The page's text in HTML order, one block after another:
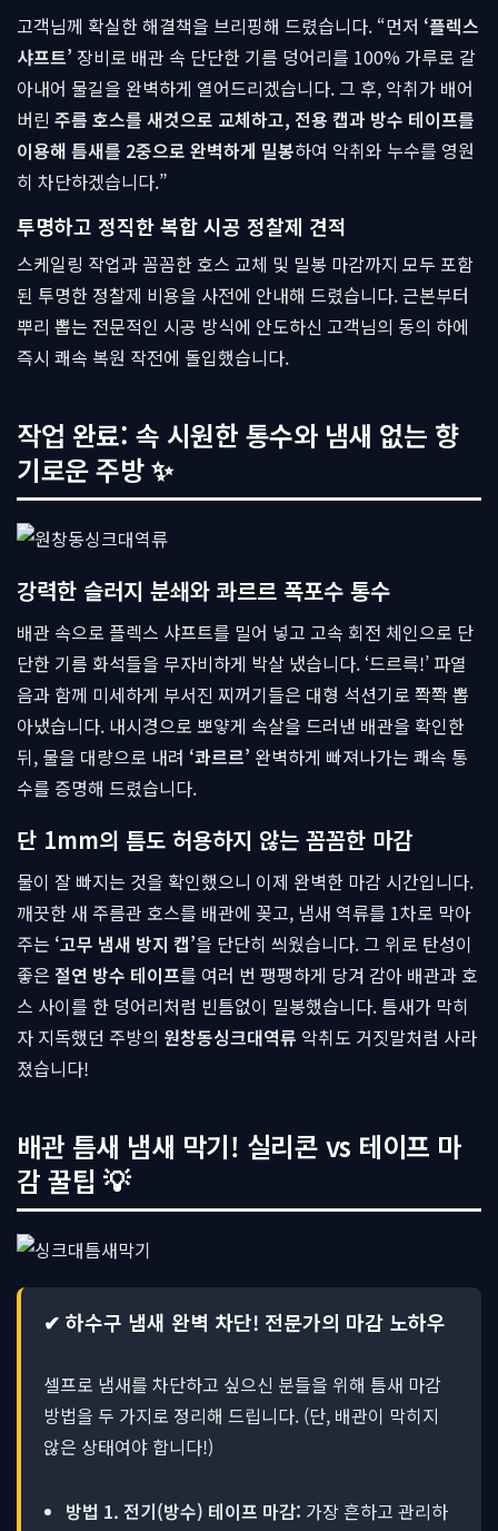
고객님께 확실한 해결책을 브리핑해 드렸습니다. “먼저 ‘플렉스
샤프트’ 장비로 배관 속 단단한 기름 덩어리를 100% 가루로 갈
아내어 물길을 완벽하게 열어드리겠습니다. 그 후, 악취가 배어
버린 주름 호스를 새것으로 교체하고, 전용 캡과 방수 테이프를
이용해 틈새를 2중으로 완벽하게 밀봉하여 악취와 누수를 영원
히 차단하겠습니다.”
투명하고 정직한 복합 시공 정찰제 견적
스케일링 작업과 꼼꼼한 호스 교체 및 밀봉 마감까지 모두 포함
된 투명한 정찰제 비용을 사전에 안내해 드렸습니다. 근본부터
뿌리 뽑는 전문적인 시공 방식에 안도하신 고객님의 동의 하에
즉시 쾌속 복원 작전에 돌입했습니다.
작업 완료: 속 시원한 통수와 냄새 없는 향
기로운 주방 ✨
강력한 슬러지 분쇄와 콰르르 폭포수 통수
배관 속으로 플렉스 샤프트를 밀어 넣고 고속 회전 체인으로 단
단한 기름 화석들을 무자비하게 박살 냈습니다. ‘드르륵!’ 파열
음과 함께 미세하게 부서진 찌꺼기들은 대형 석션기로 쫙쫙 뽑
아냈습니다. 내시경으로 뽀얗게 속살을 드러낸 배관을 확인한
뒤, 물을 대량으로 내려 ‘콰르르’ 완벽하게 빠져나가는 쾌속 통
수를 증명해 드렸습니다.
단 1mm의 틈도 허용하지 않는 꼼꼼한 마감
물이 잘 빠지는 것을 확인했으니 이제 완벽한 마감 시간입니다.
깨끗한 새 주름관 호스를 배관에 꽂고, 냄새 역류를 1차로 막아
주는 ‘고무 냄새 방지 캡’을 단단히 씌웠습니다. 그 위로 탄성이
좋은 절연 방수 테이프를 여러 번 팽팽하게 당겨 감아 배관과 호
스 사이를 한 덩어리처럼 빈틈없이 밀봉했습니다. 틈새가 막히
자 지독했던 주방의 원창동싱크대역류 악취도 거짓말처럼 사라
졌습니다!
배관 틈새 냄새 막기! 실리콘 vs 테이프 마
감 꿀팁 💡
✔ 하수구 냄새 완벽 차단! 전문가의 마감 노하우
셀프로 냄새를 차단하고 싶으신 분들을 위해 틈새 마감
방법을 두 가지로 정리해 드립니다. (단, 배관이 막히지
않은 상태여야 합니다!)
방법 1. 전기(방수) 테이프 마감: 가장 흔하고 관리하